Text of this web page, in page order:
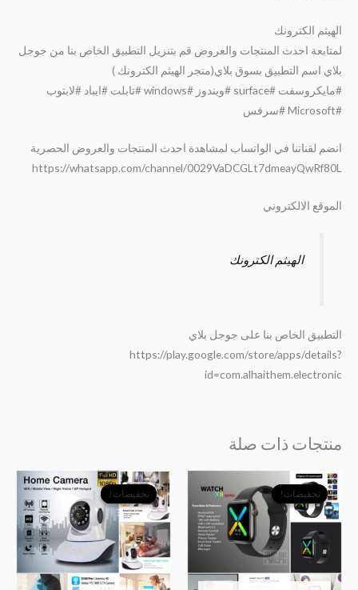
الهيثم الكترونك
لمتابعة احدث المنتجات والعروض قم بتنزيل التطبيق الخاص بنا من جوجل
بلاي اسم التطبيق بسوق بلاي(متجر الهيثم الكترونك )
#مايكروسفت #surface #ويندوز #windows #تابلت #ايباد #لابتوب
#Microsoft #سرفس
انضم لقناتنا في الواتساب لمشاهدة احدث المنتجات والعروض الحصرية
https://whatsapp.com/channel/0029VaDCGLt7dmeayQwRf80L
الموقع الالكتروني
الهيثم الكترونك
التطبيق الخاص بنا على جوجل بلاي
https://play.google.com/store/apps/details?
id=com.alhaithem.electronic
منتجات ذات صلة
تخفيضات!
تخفيضات!
السعر
الأصلي
هو:
﷼19,000.
الحالي
هو:
﷼12,500.
تخفيضات!
تخفيضات!
السعر
الأصلي
هو:
﷼14,900.
الحالي
هو:
﷼12,000.